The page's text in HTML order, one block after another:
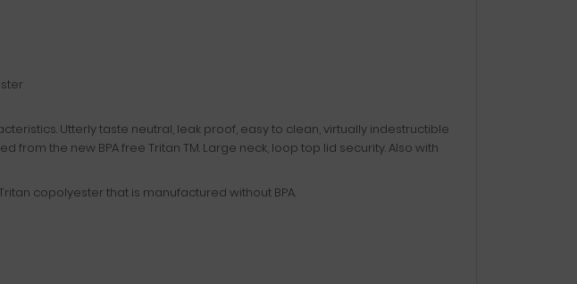
Utterly taste neutral, leak proof, easy to clean, virtually indestructible
from the new BPA free Tritan TM. Large neck, loop top lid security. Also with
copolyester that is manufactured without BPA.